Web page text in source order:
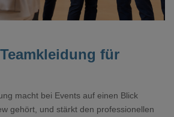
für
macht bei Events auf einen Blick
gehört, und stärkt den professionellen